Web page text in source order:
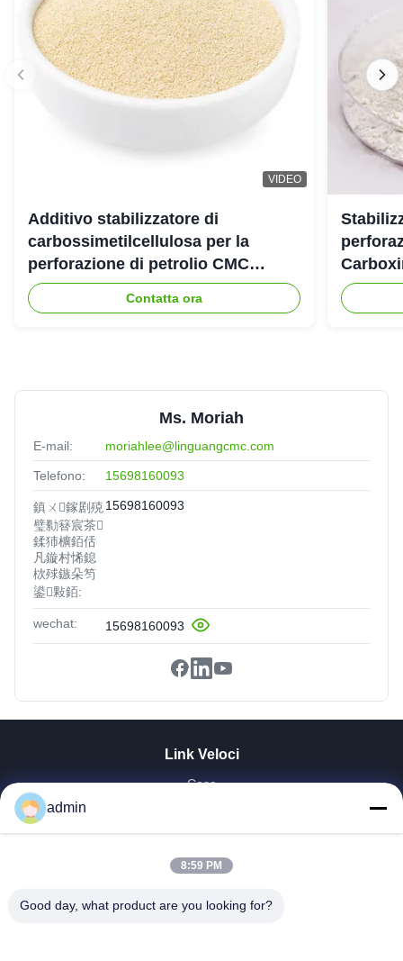
VIDEO
Additivo stabilizzatore di
carbossimetilcellulosa per la
perforazione di petrolio CMC
industriale
Contatta ora
Ms. Moriah
E-mail: moriahlee@linguangcmc.com
Telefono: 15698160093
鎮ㄨ鎵剧殑
璧勬簮宸茶
鍒犻櫎銆佸
凡鏇村悕鎴
栨殏鏃朵笉
鍙敤銆:
15698160093
wechat: 15698160093
Link Veloci
Casa
Mostra VR
Fatory Tour
Controllo Di Qualità
admin
8:59 PM
Good day, what product are you looking for?